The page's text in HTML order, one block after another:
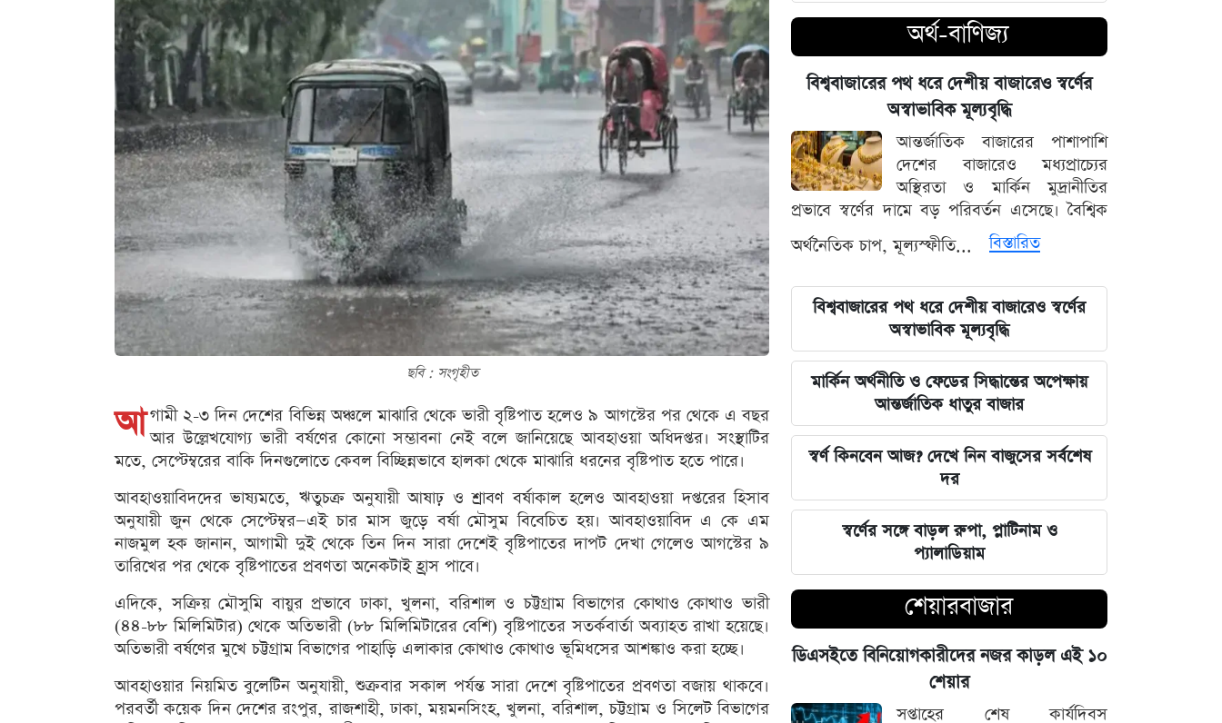
ছবি : সংগৃহীত
আ গামী ২-৩ দিন দেশের বিভিন্ন অঞ্চলে মাঝারি থেকে ভারী বৃষ্টিপাত হলেও ৯ আগস্টের পর থেকে এ বছর
আর উল্লেখযোগ্য ভারী বর্ষণের কোনো সম্ভাবনা নেই বলে জানিয়েছে আবহাওয়া অধিদপ্তর। সংস্থাটির
মতে, সেপ্টেম্বরের বাকি দিনগুলোতে কেবল বিচ্ছিন্নভাবে হালকা থেকে মাঝারি ধরনের বৃষ্টিপাত হতে পারে।
আবহাওয়াবিদদের ভাষ্যমতে, ঋতুচক্র অনুযায়ী আষাঢ় ও শ্রাবণ বর্ষাকাল হলেও আবহাওয়া দপ্তরের হিসাব
অনুযায়ী জুন থেকে সেপ্টেম্বর—এই চার মাস জুড়ে বর্ষা মৌসুম বিবেচিত হয়। আবহাওয়াবিদ এ কে এম
নাজমুল হক জানান, আগামী দুই থেকে তিন দিন সারা দেশেই বৃষ্টিপাতের দাপট দেখা গেলেও আগস্টের ৯
তারিখের পর থেকে বৃষ্টিপাতের প্রবণতা অনেকটাই হ্রাস পাবে।
এদিকে, সক্রিয় মৌসুমি বায়ুর প্রভাবে ঢাকা, খুলনা, বরিশাল ও চট্টগ্রাম বিভাগের কোথাও কোথাও ভারী
(৪৪-৮৮ মিলিমিটার) থেকে অতিভারী (৮৮ মিলিমিটারের বেশি) বৃষ্টিপাতের সতর্কবার্তা অব্যাহত রাখা হয়েছে।
অতিভারী বর্ষণের মুখে চট্টগ্রাম বিভাগের পাহাড়ি এলাকার কোথাও কোথাও ভূমিধসের আশঙ্কাও করা হচ্ছে।
আবহাওয়ার নিয়মিত বুলেটিন অনুযায়ী, শুক্রবার সকাল পর্যন্ত সারা দেশে বৃষ্টিপাতের প্রবণতা বজায় থাকবে।
পরবর্তী কয়েক দিন দেশের রংপুর, রাজশাহী, ঢাকা, ময়মনসিংহ, খুলনা, বরিশাল, চট্টগ্রাম ও সিলেট বিভাগের
জুলাইয়ের চেতনাকে হৃদয়ে ধারণ করতে
হবে, যেন তা হারিয়ে না যায়: ভারপ্রাপ্ত
রাষ্ট্রপতি
ভারত সরকারের আলটিমেটামের মুখে
নতিস্বীকার, ভুল স্বীকার করল মেটা
লঙ্কা প্রিমিয়ার লিগে ভারতীয় কিংবদন্তির
আগমন, মালিকানায় বড় চমক
জুলাই কার-এ নিয়ে বিভাজন করলে অর্জন
আগামী ৪৮ ঘণ্টার আবহাওয়ার চিত্র: ঝোড়ো
বৃষ্টি নিয়ে সতর্কবার্তা
'মানুষ ভোট দিয়ে এমপি বানিয়েছে,
বিএনপিকে সত্য মেনে নিতে হবে': রুমিন
ফারহানা
৫ আগস্টের ভরদুপুরে দেশত্যাগ: গণভবন
থেকে ভারতের ফ্লাইট পর্যন্ত যা ঘটেছিল
ভারতপ্রেমী হলে দাগি আসামির অপরাধও
চোখ এড়িয়ে যায় দিল্লির: রুহুল কবির
রিজভী
বাংলাদেশ আর কোনো দেশের 'ক্লায়েন্ট স্টেট'
থাকবে না: পররাষ্ট্রমন্ত্রী ড. খলিলুর রহমান
অর্থ-বাণিজ্য
বিশ্ববাজারের পথ ধরে দেশীয় বাজারেও স্বর্ণের
অস্বাভাবিক মূল্যবৃদ্ধি
আন্তর্জাতিক বাজারের পাশাপাশি
দেশের বাজারেও মধ্যপ্রাচ্যের
অস্থিরতা ও মার্কিন মুদ্রানীতির
প্রভাবে স্বর্ণের দামে বড় পরিবর্তন এসেছে। বৈশ্বিক
অর্থনৈতিক চাপ, মূল্যস্ফীতি...
বিস্তারিত
বিশ্ববাজারের পথ ধরে দেশীয় বাজারেও স্বর্ণের
অস্বাভাবিক মূল্যবৃদ্ধি
মার্কিন অর্থনীতি ও ফেডের সিদ্ধান্তের অপেক্ষায়
আন্তর্জাতিক ধাতুর বাজার
স্বর্ণ কিনবেন আজ? দেখে নিন বাজুসের সর্বশেষ
দর
স্বর্ণের সঙ্গে বাড়ল রুপা, প্লাটিনাম ও
প্যালাডিয়াম
শেয়ারবাজার
ডিএসইতে বিনিয়োগকারীদের নজর কাড়ল এই ১০
শেয়ার
সপ্তাহের শেষ কার্যদিবস